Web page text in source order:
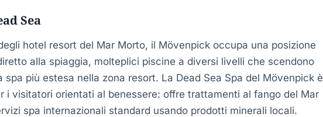
Sea
hotel resort del Mar Morto, il Mövenpick occupa una posizione
alla spiaggia, molteplici piscine a diversi livelli che scendono
più estesa nella zona resort. La Dead Sea Spa del Mövenpick è
i visitatori orientati al benessere: offre trattamenti al fango del Mar
spa internazionali standard usando prodotti minerali locali.